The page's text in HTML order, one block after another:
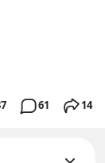
61 14